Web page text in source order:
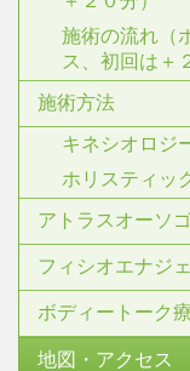
施術の流れ（
ス、初回は＋
施術方法
キネシオロジ
ホリスティッ
アトラスオーソ
フィシオエナジ
ボディートーク
地図・アクセス